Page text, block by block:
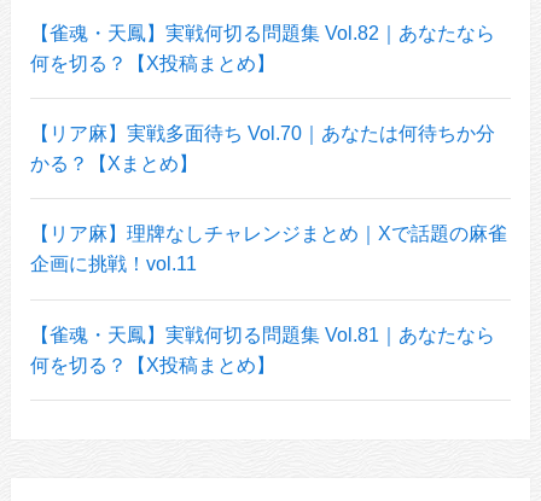
【雀魂・天鳳】実戦何切る問題集 Vol.82｜あなたなら
何を切る？【X投稿まとめ】
【リア麻】実戦多面待ち Vol.70｜あなたは何待ちか分
かる？【Xまとめ】
【リア麻】理牌なしチャレンジまとめ｜Xで話題の麻雀
企画に挑戦！vol.11
【雀魂・天鳳】実戦何切る問題集 Vol.81｜あなたなら
何を切る？【X投稿まとめ】